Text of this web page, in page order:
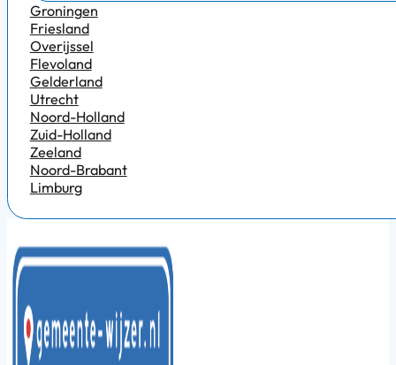
Groningen
Friesland
Overijssel
Flevoland
Gelderland
Utrecht
Noord-Holland
Zuid-Holland
Zeeland
Noord-Brabant
Limburg